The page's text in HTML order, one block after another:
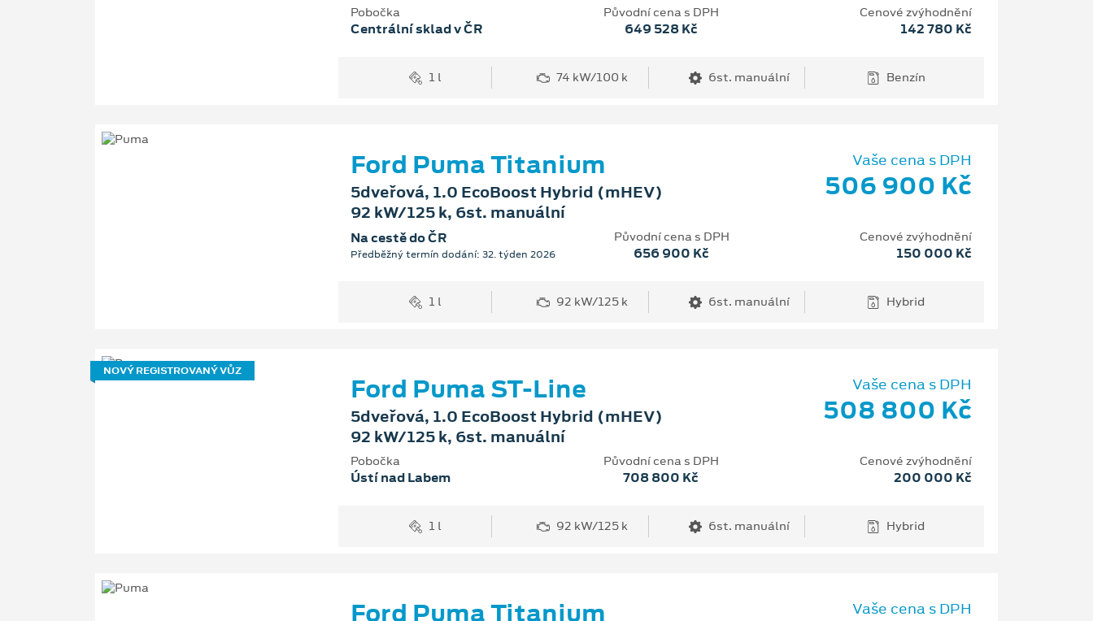
Pobočka
Centrální sklad v ČR
Původní cena s DPH
649 528 Kč
Cenové zvýhodnění
142 780 Kč
1 l 74 kW/100 k 6st. manuální Benzín
Ford Puma Titanium
5dveřová, 1.0 EcoBoost Hybrid (mHEV)
92 kW/125 k, 6st. manuální
Vaše cena s DPH
506 900 Kč
Na cestě do ČR
Předběžný termín dodání: 32. týden 2026
Původní cena s DPH
656 900 Kč
Cenové zvýhodnění
150 000 Kč
1 l 92 kW/125 k 6st. manuální Hybrid
NOVÝ REGISTROVANÝ VŮZ
Ford Puma ST-Line
5dveřová, 1.0 EcoBoost Hybrid (mHEV)
92 kW/125 k, 6st. manuální
Vaše cena s DPH
508 800 Kč
Pobočka
Ústí nad Labem
Původní cena s DPH
708 800 Kč
Cenové zvýhodnění
200 000 Kč
1 l 92 kW/125 k 6st. manuální Hybrid
Ford Puma Titanium Vaše cena s DPH